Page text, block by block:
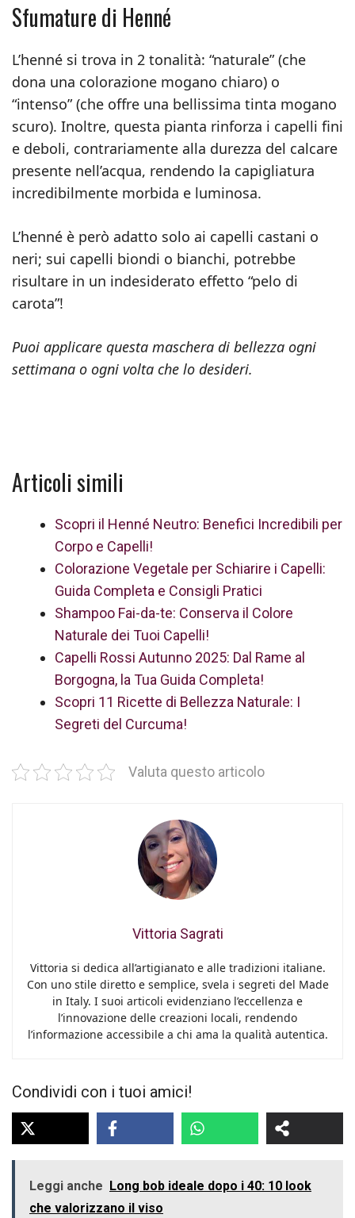
Sfumature di Henné
L’henné si trova in 2 tonalità: “naturale” (che
dona una colorazione mogano chiaro) o
“intenso” (che offre una bellissima tinta mogano
scuro). Inoltre, questa pianta rinforza i capelli fini
e deboli, contrariamente alla durezza del calcare
presente nell’acqua, rendendo la capigliatura
incredibilmente morbida e luminosa.
L’henné è però adatto solo ai capelli castani o
neri; sui capelli biondi o bianchi, potrebbe
risultare in un indesiderato effetto “pelo di
carota”!
Puoi applicare questa maschera di bellezza ogni
settimana o ogni volta che lo desideri.
Articoli simili
Scopri il Henné Neutro: Benefici Incredibili per
Corpo e Capelli!
Colorazione Vegetale per Schiarire i Capelli:
Guida Completa e Consigli Pratici
Shampoo Fai-da-te: Conserva il Colore
Naturale dei Tuoi Capelli!
Capelli Rossi Autunno 2025: Dal Rame al
Borgogna, la Tua Guida Completa!
Scopri 11 Ricette di Bellezza Naturale: I
Segreti del Curcuma!
Valuta questo articolo
Vittoria Sagrati
Vittoria si dedica all’artigianato e alle tradizioni italiane.
Con uno stile diretto e semplice, svela i segreti del Made
in Italy. I suoi articoli evidenziano l’eccellenza e
l’innovazione delle creazioni locali, rendendo
l’informazione accessibile a chi ama la qualità autentica.
Condividi con i tuoi amici!
Leggi anche Long bob ideale dopo i 40: 10 look
che valorizzano il viso